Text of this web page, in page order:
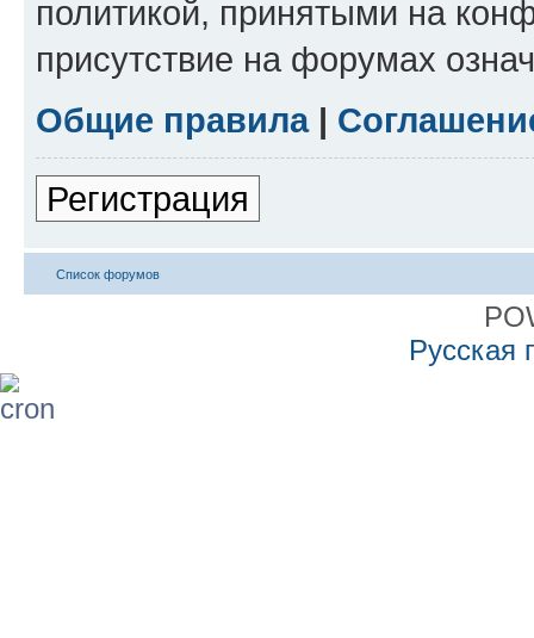
политикой, принятыми на
присутствие на форумах
Общие правила|
Регистрация
Список форумов
Русская